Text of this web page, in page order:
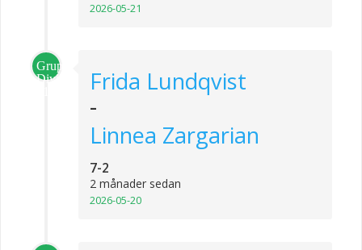
2026-05-21
Grupp
Division
Frida Lundqvist
-
Linnea Zargarian
7-2
2 månader sedan
2026-05-20